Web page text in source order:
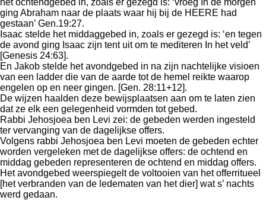
het ochtendgebed in, zoals er gezegd is: ‘vroeg In de morgen
ging Abraham naar de plaats waar hij bij de HEERE had
gestaan’ Gen.19:27.
Isaac stelde het middaggebed in, zoals er gezegd is: ‘en tegen
de avond ging Isaac zijn tent uit om te mediteren In het veld’
[Genesis 24:63].
En Jakob stelde het avondgebed in na zijn nachtelijke visioen
van een ladder die van de aarde tot de hemel reikte waarop
engelen op en neer gingen. [Gen. 28:11+12].
De wijzen haalden deze bewijsplaatsen aan om te laten zien
dat ze elk een gelegenheid vormden tot gebed.
Rabbi Jehosjoea ben Levi zei: de gebeden werden ingesteld
ter vervanging van de dagelijkse offers.
Volgens rabbi Jehosjoea ben Levi moeten de gebeden echter
worden vergeleken met de dagelijkse offers: de ochtend en
middag gebeden representeren de ochtend en middag offers.
Het avondgebed weerspiegelt de voltooien van het offerritueel
[het verbranden van de ledematen van het dier] wat s’ nachts
werd gedaan.